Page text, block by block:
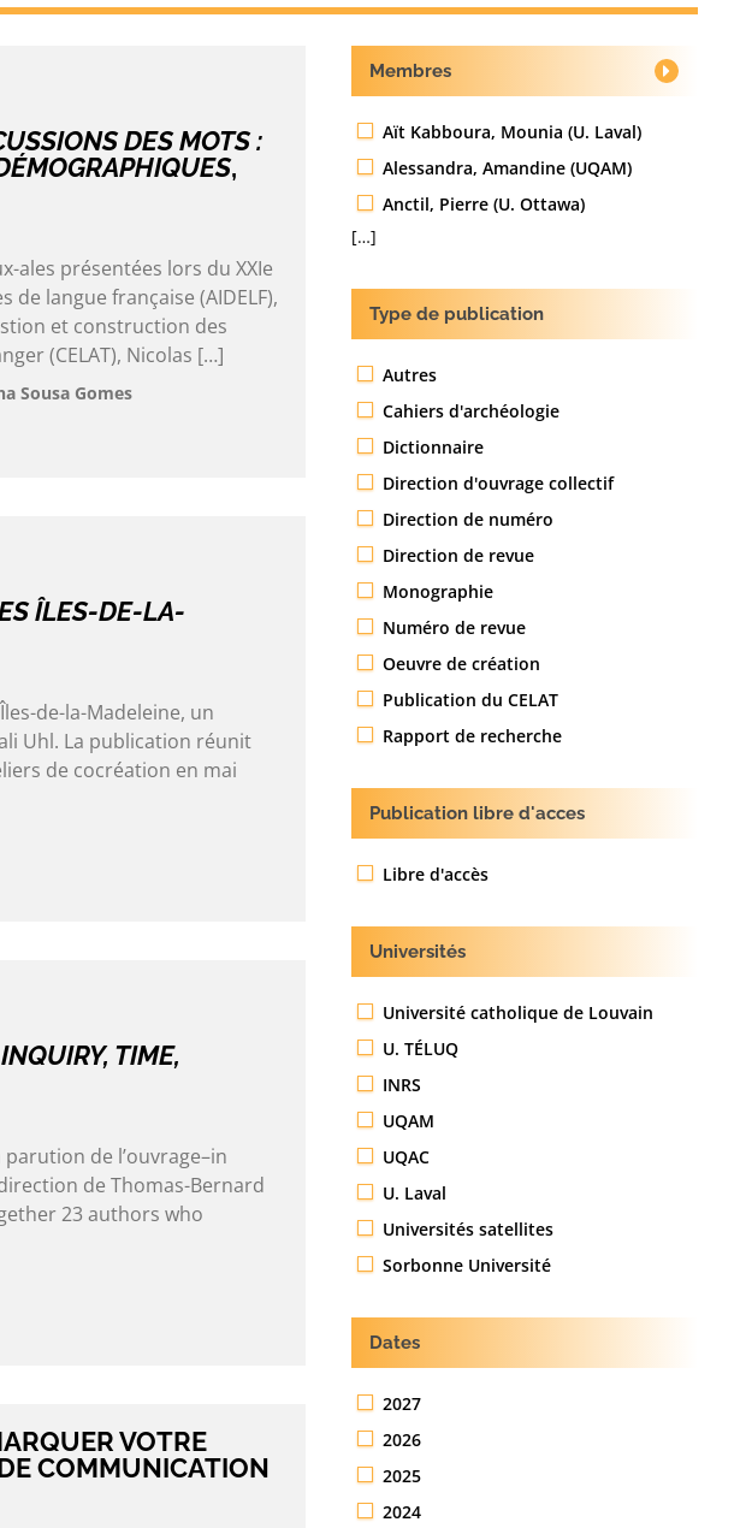
DES MOTS :
,
ales présentées lors du XXIe
langue française (AIDELF),
et construction des
(CELAT), Nicolas […]
Sousa Gomes
ÎLES-DE-LA-
de-la-Madeleine, un
Uhl. La publication réunit
de cocréation en mai
TIME,
de l’ouvrage–in
de Thomas-Bernard
23 authors who
VOTRE
COMMUNICATION
Membres
Aït Kabboura, Mounia (U. Laval)
Alessandra, Amandine (UQAM)
Anctil, Pierre (U. Ottawa)
[…]
Type de publication
Autres
Cahiers d'archéologie
Dictionnaire
Direction d'ouvrage collectif
Direction de numéro
Direction de revue
Monographie
Numéro de revue
Oeuvre de création
Publication du CELAT
Rapport de recherche
Publication libre d'acces
Libre d'accès
Universités
Université catholique de Louvain
U. TÉLUQ
INRS
UQAM
UQAC
U. Laval
Universités satellites
Sorbonne Université
Dates
2027
2026
2025
2024